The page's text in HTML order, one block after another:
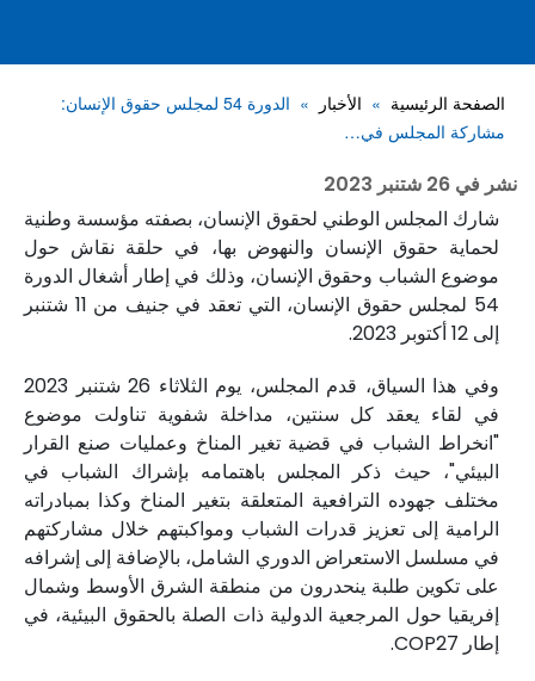
الصفحة الرئيسية الأخبار
الدورة 54 لمجلس حقوق الإنسان:
مشاركة المجلس في…
نشر في 26 شتنبر 2023
شارك المجلس الوطني لحقوق الإنسان، بصفته مؤسسة وطنية
لحماية حقوق الإنسان والنهوض بها، في حلقة نقاش حول
موضوع الشباب وحقوق الإنسان، وذلك في إطار أشغال الدورة
54 لمجلس حقوق الإنسان، التي تعقد في جنيف من 11 شتنبر
إلى 12 أكتوبر 2023.
وفي هذا السياق، قدم المجلس، يوم الثلاثاء 26 شتنبر 2023
في لقاء يعقد كل سنتين، مداخلة شفوية تناولت موضوع
"انخراط الشباب في قضية تغير المناخ وعمليات صنع القرار
البيئي"، حيث ذكر المجلس باهتمامه بإشراك الشباب في
مختلف جهوده الترافعية المتعلقة بتغير المناخ وكذا بمبادراته
الرامية إلى تعزيز قدرات الشباب ومواكبتهم خلال مشاركتهم
في مسلسل الاستعراض الدوري الشامل، بالإضافة إلى إشرافه
على تكوين طلبة ينحدرون من منطقة الشرق الأوسط وشمال
إفريقيا حول المرجعية الدولية ذات الصلة بالحقوق البيئية، في
إطار COP27.